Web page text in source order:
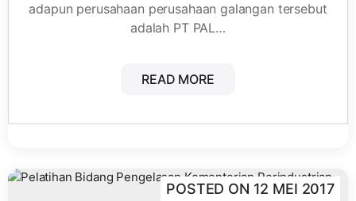
adapun perusahaan perusahaan galangan tersebut
adalah PT PAL…
READ MORE
POSTED ON 12 MEI 2017